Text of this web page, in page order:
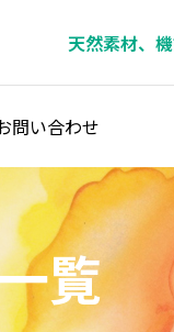
天然素材、
問い合わせ
覧